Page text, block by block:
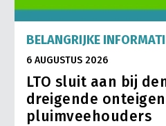
BELANGRIJKE
6 AUGUSTUS 2026
LTO sluit aan bij
dreigende
pluimveehouders